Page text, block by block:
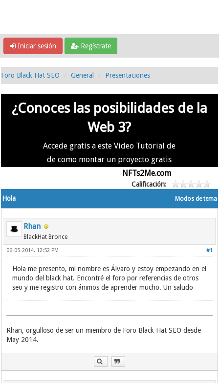
Iniciar sesión Regístrate
Foro Black Hat SEO General Presentaciones
¿Conoces las posibilidades de la
Web 3?
Accede gratis a este Video Tutorial de
de como montar un proyecto gratis
NFTs2Me.com
Calificación:
Modos de tema
Hola
Rhan
BlackHat Bronce
#1
06-05-2014, 12:52 PM
Hola me presento, mi nombre es Álvaro y estoy empezando en el
mundo del black hat. Encontré el foro por referencias de otros
seo y me registro con ánimos de aprender mucho. Un saludo
Rhan, orgulloso de ser un miembro de Foro Black Hat SEO desde
May 2014.